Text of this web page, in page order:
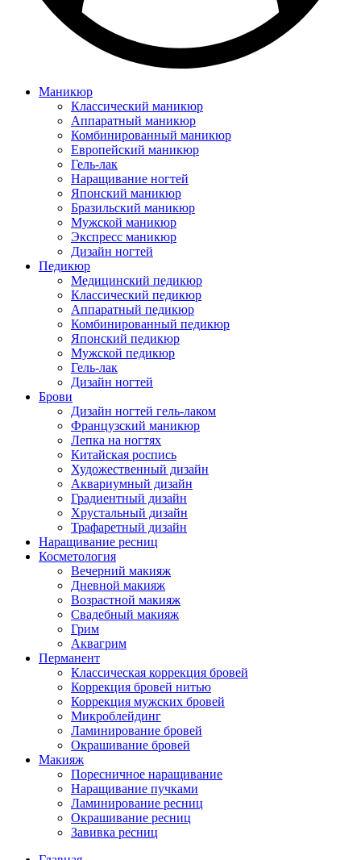
Маникюр
Классический маникюр
Аппаратный маникюр
Комбинированный маникюр
Европейский маникюр
Гель-лак
Наращивание ногтей
Японский маникюр
Бразильский маникюр
Мужской маникюр
Экспресс маникюр
Дизайн ногтей
Педикюр
Медицинский педикюр
Классический педикюр
Аппаратный педикюр
Комбинированный педикюр
Японский педикюр
Мужской педикюр
Гель-лак
Дизайн ногтей
Брови
Дизайн ногтей гель-лаком
Французский маникюр
Лепка на ногтях
Китайская роспись
Художественный дизайн
Аквариумный дизайн
Градиентный дизайн
Хрустальный дизайн
Трафаретный дизайн
Наращивание ресниц
Косметология
Вечерний макияж
Дневной макияж
Возрастной макияж
Свадебный макияж
Грим
Аквагрим
Перманент
Классическая коррекция бровей
Коррекция бровей нитью
Коррекция мужских бровей
Микроблейдинг
Ламинирование бровей
Окрашивание бровей
Макияж
Поресничное наращивание
Наращивание пучками
Ламинирование ресниц
Окрашивание ресниц
Завивка ресниц